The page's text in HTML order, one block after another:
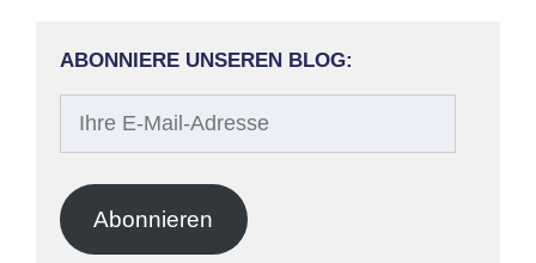
ABONNIERE UNSEREN BLOG:
Adresse
Abonnieren